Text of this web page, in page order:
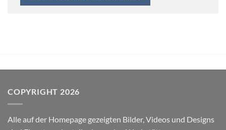
COPYRIGHT 2026
Alle auf der Homepage gezeigten Bilder, Videos und Designs